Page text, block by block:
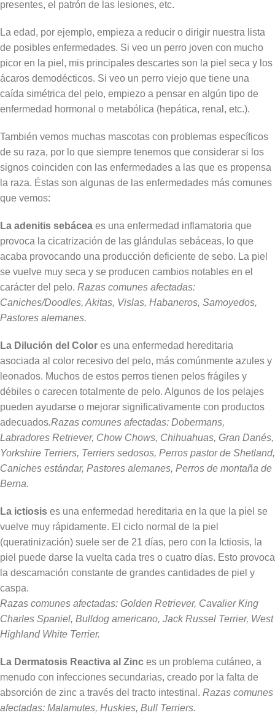
presentes, el patrón de las lesiones, etc.
La edad, por ejemplo, empieza a reducir o dirigir nuestra lista
de posibles enfermedades. Si veo un perro joven con mucho
picor en la piel, mis principales descartes son la piel seca y los
ácaros demodécticos. Si veo un perro viejo que tiene una
caída simétrica del pelo, empiezo a pensar en algún tipo de
enfermedad hormonal o metabólica (hepática, renal, etc.).
También vemos muchas mascotas con problemas específicos
de su raza, por lo que siempre tenemos que considerar si los
signos coinciden con las enfermedades a las que es propensa
la raza. Éstas son algunas de las enfermedades más comunes
que vemos:
La adenitis sebácea es una enfermedad inflamatoria que
provoca la cicatrización de las glándulas sebáceas, lo que
acaba provocando una producción deficiente de sebo. La piel
se vuelve muy seca y se producen cambios notables en el
carácter del pelo. Razas comunes afectadas:
Caniches/Doodles, Akitas, Vislas, Habaneros, Samoyedos,
Pastores alemanes.
La Dilución del Color es una enfermedad hereditaria
asociada al color recesivo del pelo, más comúnmente azules y
leonados. Muchos de estos perros tienen pelos frágiles y
débiles o carecen totalmente de pelo. Algunos de los pelajes
pueden ayudarse o mejorar significativamente con productos
adecuados.Razas comunes afectadas: Dobermans,
Labradores Retriever, Chow Chows, Chihuahuas, Gran Danés,
Yorkshire Terriers, Terriers sedosos, Perros pastor de Shetland,
Caniches estándar, Pastores alemanes, Perros de montaña de
Berna.
La ictiosis es una enfermedad hereditaria en la que la piel se
vuelve muy rápidamente. El ciclo normal de la piel
(queratinización) suele ser de 21 días, pero con la Ictiosis, la
piel puede darse la vuelta cada tres o cuatro días. Esto provoca
la descamación constante de grandes cantidades de piel y
caspa.
Razas comunes afectadas: Golden Retriever, Cavalier King
Charles Spaniel, Bulldog americano, Jack Russel Terrier, West
Highland White Terrier.
La Dermatosis Reactiva al Zinc es un problema cutáneo, a
menudo con infecciones secundarias, creado por la falta de
absorción de zinc a través del tracto intestinal. Razas comunes
afectadas: Malamutes, Huskies, Bull Terriers.